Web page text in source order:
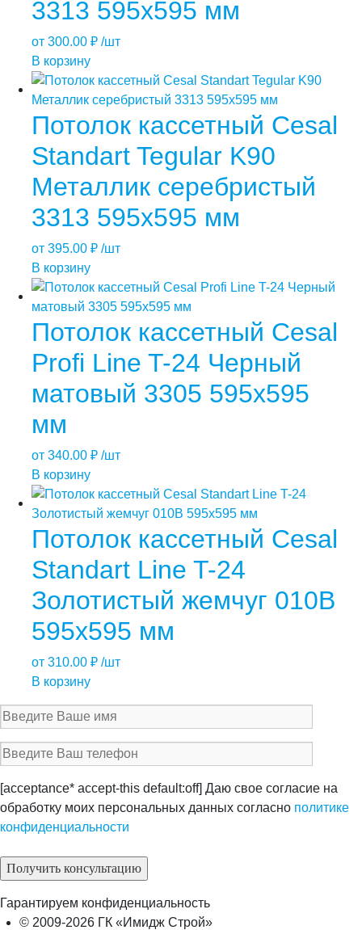
3313 595х595 мм
от 300.00 ₽ /шт
В корзину
Потолок кассетный Cesal
Standart Tegular K90
Металлик серебристый
3313 595х595 мм
от 395.00 ₽ /шт
В корзину
Потолок кассетный Cesal
Profi Line T-24 Черный
матовый 3305 595х595
мм
от 340.00 ₽ /шт
В корзину
Потолок кассетный Cesal
Standart Line T-24
Золотистый жемчуг 010В
595х595 мм
от 310.00 ₽ /шт
В корзину
[acceptance* accept-this default:off] Даю свое согласие на
обработку моих персональных данных согласно политике
конфиденциальности
Гарантируем конфиденциальность
© 2009-2026 ГК «Имидж Строй»